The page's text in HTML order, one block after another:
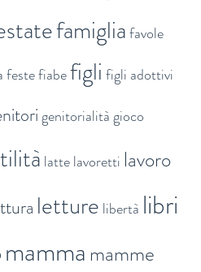
famigliafavole
festefiabefigli figli adottivi
genitorialitàgioco
lattelavoretti lavoro
letture libertà libri
mamma mamme